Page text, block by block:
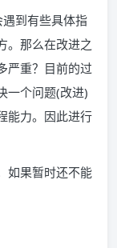
到有些具体指
。那么在改进之
严重？目前的过
一个问题(改进)
能力。因此进行
如果暂时还不能